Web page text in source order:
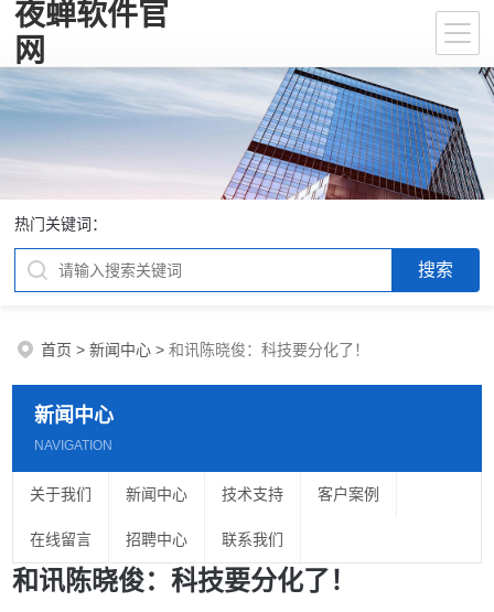
夜蝉软件官
网
热门关键词：
首页 >新闻中心 >和讯陈晓俊：科技要分化了！
新闻中心
NAVIGATION
关于我们 新闻中心 技术支持 客户案例
在线留言 招聘中心 联系我们
和讯陈晓俊：科技要分化了！